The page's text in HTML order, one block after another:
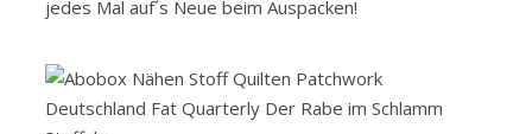
jedes Mal auf´s Neue beim Auspacken!